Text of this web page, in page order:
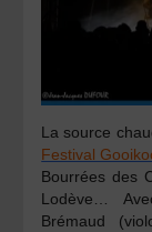
La source
Festival
Bourrées des
Lodève…
Brémaud (